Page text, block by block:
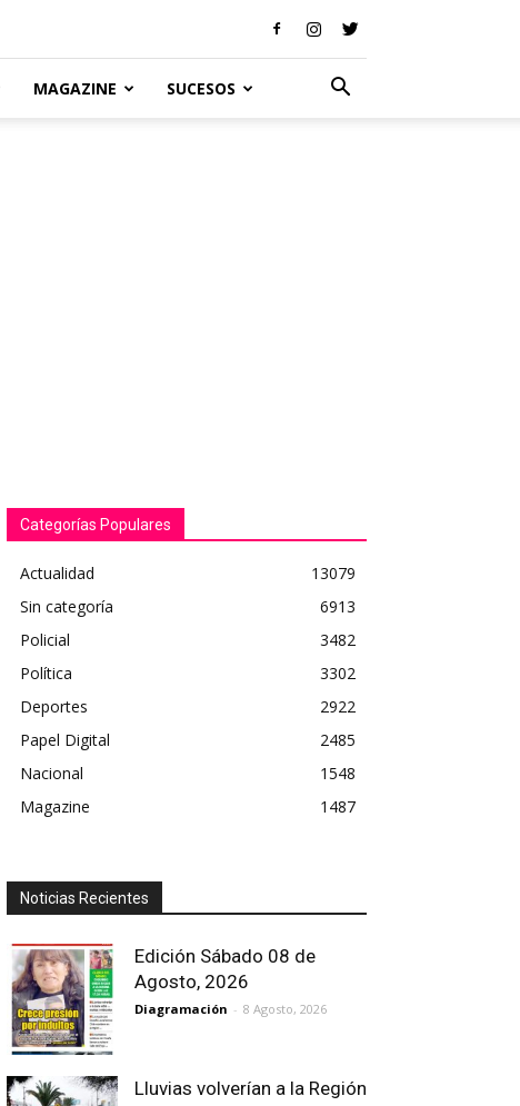
MAGAZINE SUCESOS
Categorías Populares
Actualidad
13079
Sin categoría
6913
Policial
3482
Política
3302
Deportes
2922
Papel Digital
2485
Nacional
1548
Magazine
1487
Noticias Recientes
Edición Sábado 08 de
Agosto, 2026
Diagramación - 8 Agosto, 2026
Lluvias volverían a la Región